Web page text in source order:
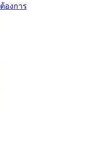
องการ